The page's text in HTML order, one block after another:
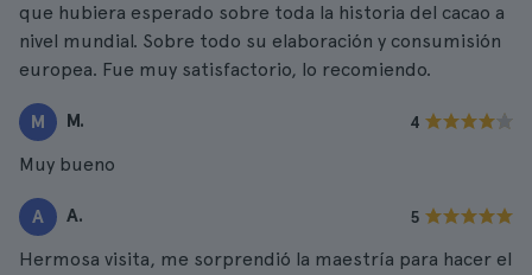
que hubiera esperado sobre toda la historia del cacao a
nivel mundial. Sobre todo su elaboración y consumisión
europea. Fue muy satisfactorio, lo recomiendo.
M M. 4
Muy bueno
A A. 5
Hermosa visita, me sorprendió la maestría para hacer el